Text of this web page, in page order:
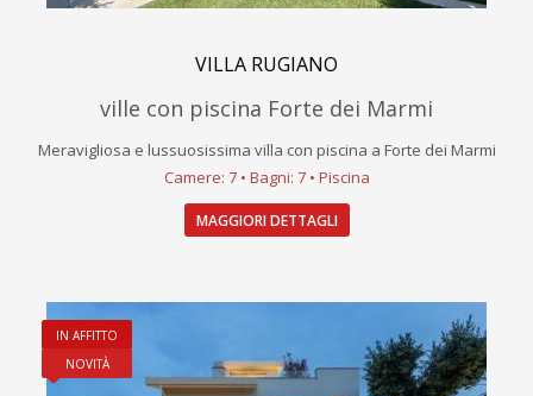
VILLA RUGIANO
ville con piscina Forte dei Marmi
Meravigliosa e lussuosissima villa con piscina a Forte dei Marmi
Camere: 7 • Bagni: 7 • Piscina
MAGGIORI DETTAGLI
IN AFFITTO
NOVITÀ